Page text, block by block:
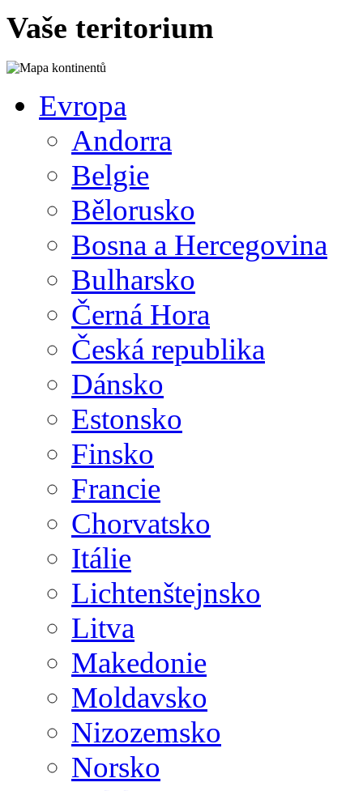
Vaše teritorium
Evropa
Andorra
Belgie
Bělorusko
Bosna a Hercegovina
Bulharsko
Černá Hora
Česká republika
Dánsko
Estonsko
Finsko
Francie
Chorvatsko
Itálie
Lichtenštejnsko
Litva
Makedonie
Moldavsko
Nizozemsko
Norsko